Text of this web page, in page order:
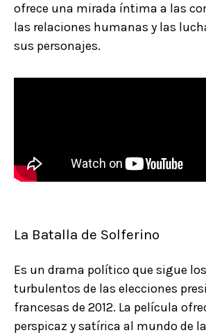
ofrece una mirada íntima a las
las relaciones humanas y las
sus personajes.
La Batalla de Solferino
Es un drama político que sigue
turbulentos de las elecciones
francesas de 2012. La película
perspicaz y satírica al mundo de